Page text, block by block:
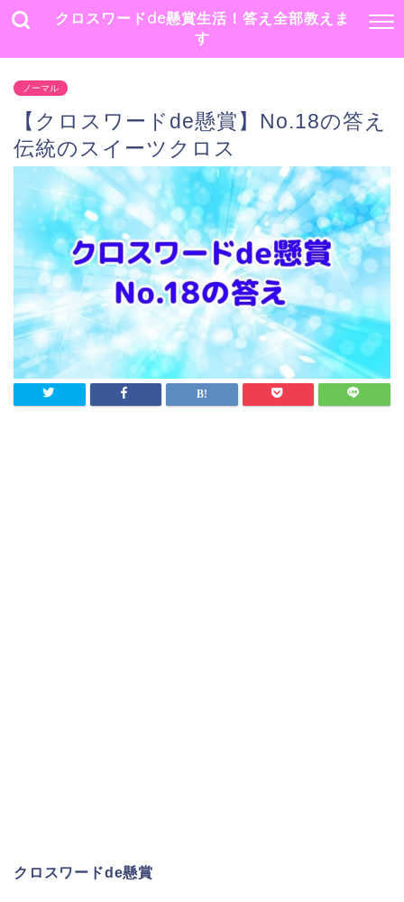
クロスワードde懸賞生活！答え全部教えま
す
ノーマル
【クロスワードde懸賞】No.18の答え
伝統のスイーツクロス
クロスワードde懸賞